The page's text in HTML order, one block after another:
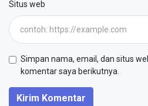
Situs web
Simpan nama, email, dan situs
komentar saya berikutnya.
Kirim Komentar